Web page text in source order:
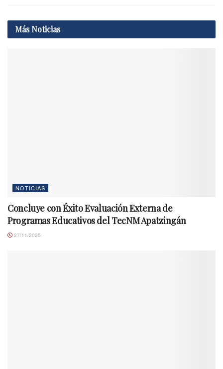
MásNoticias
NOTICIAS
Concluye con Éxito Evaluación Externa de
Programas Educativos del TecNM Apatzingán
27/11/2025